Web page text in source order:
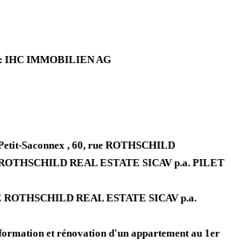
IHC IMMOBILIEN AG
Saconnex , 60, rue ROTHSCHILD
REAL ESTATE SICAV p.a. PILET
ROTHSCHILD REAL ESTATE SICAV p.a.
et rénovation d'un appartement au 1er